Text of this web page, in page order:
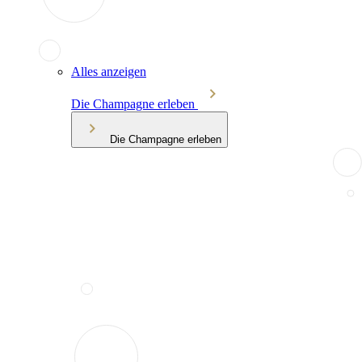
Alles anzeigen
Die Champagne erleben
Die Champagne erleben